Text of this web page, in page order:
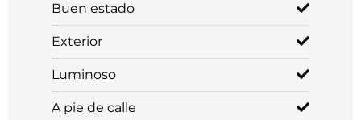
Buen estado
Exterior
Luminoso
A pie de calle